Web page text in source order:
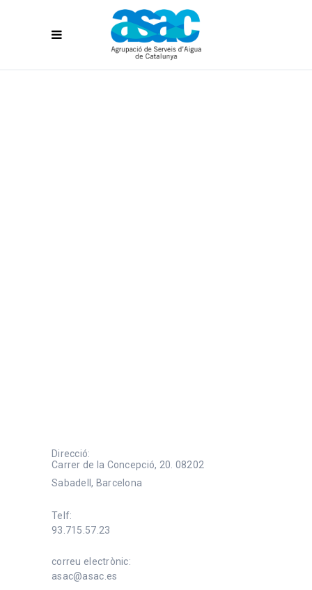
Direcció:
Carrer de la Concepció, 20. 08202
Sabadell, Barcelona
Telf:
93.715.57.23
correu electrònic:
asac@asac.es